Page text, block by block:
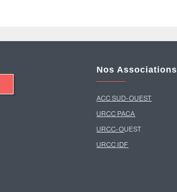
Nos Associations
ACC SUD-OUEST
URCC PACA
URCC-OUEST
URCC IDF